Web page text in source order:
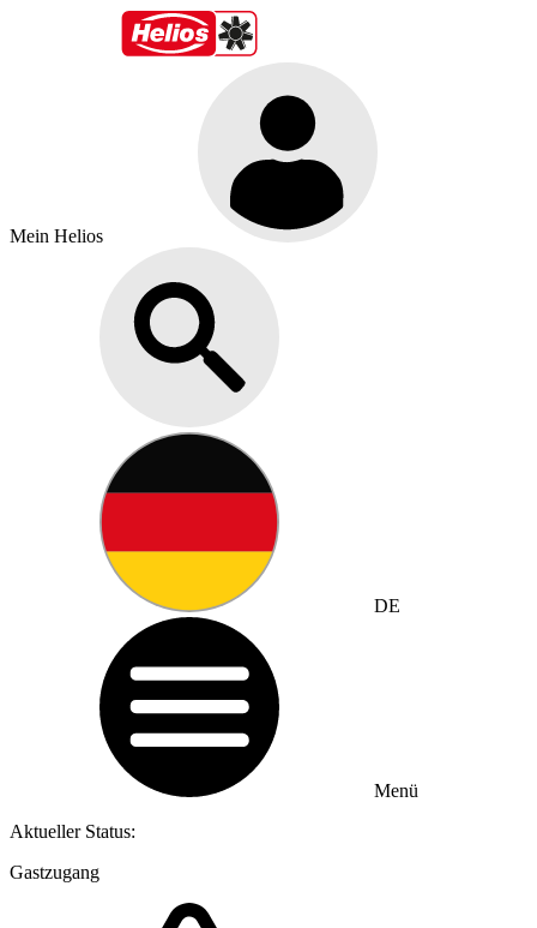
Mein Helios
DE
Menü
Aktueller Status:
Gastzugang